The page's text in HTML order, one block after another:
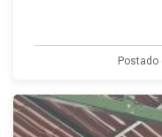
Postado